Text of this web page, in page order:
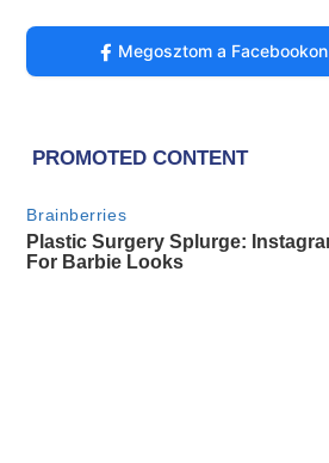
Megosztom a Facebookon